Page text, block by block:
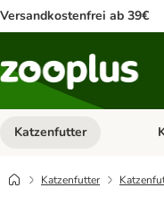
Versandkostenfrei ab 39€
Katzenfutter
Katzenfutter